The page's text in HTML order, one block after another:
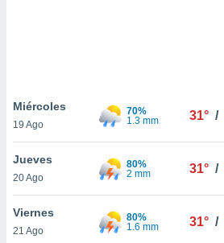
únicos
similares
sitio
IP
Miércoles
19 Ago
70%
1.3 mm
31° /
Jueves
20 Ago
80%
2 mm
31° /
Viernes
21 Ago
80%
1.6 mm
31° /